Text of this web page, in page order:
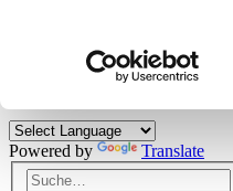
Kunden viele nützliche
Powered by Translate